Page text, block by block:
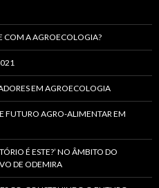
COM A AGROECOLOGIA?
EM AGROECOLOGIA
FUTURO AGRO-ALIMENTAR EM
É ESTE?’ NO ÂMBITO DO
DE ODEMIRA